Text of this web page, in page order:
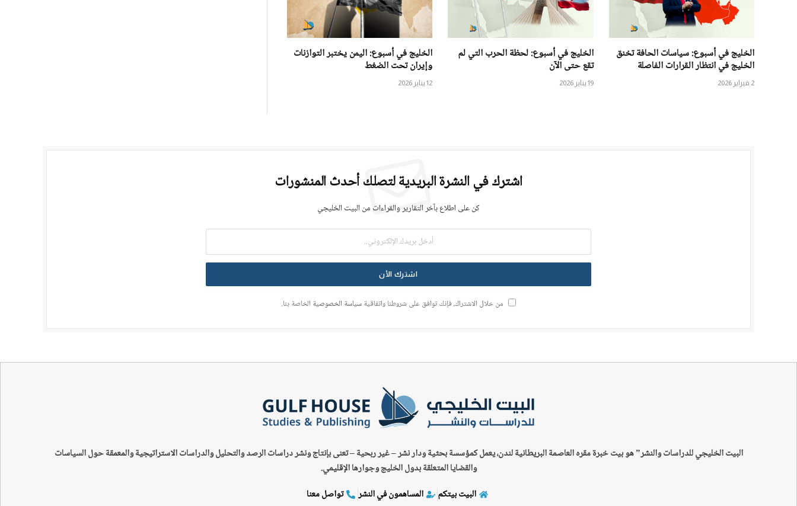
الخليج في أسبوع: سياسات الحافة تخنق
الخليج في انتظار القرارات الفاصلة
2 فبراير 2026
الخليج في أسبوع: لحظة الحرب التي لم
تقع حتى الآن
19 يناير 2026
الخليج في أسبوع: اليمن يختبر التوازنات
وإيران تحت الضغط
12 يناير 2026
اشترك في النشرة البريدية لتصلك أحدث المنشورات
كن على اطلاع بآخر التقارير والقراءات من البيت الخليجي
من خلال الاشتراك، فإنك توافق على شروطنا واتفاقيةسياسة الخصوصية الخاصة بنا.
البيت الخليجي للدراسات والنشر” هو بيت خبرة مقره العاصمة البريطانية لندن، يعمل كمؤسسة بحثية ودار نشر – غير ربحية –تعنى بإنتاج ونشر دراسات الرصد والتحليل والدراسات الاستراتيجية والمعمقة حول السياسات
والقضايا المتعلقة بدول الخليج وجوارها الإقليمي.
البيت بيتكم
المساهمون في النشر تواصل معنا